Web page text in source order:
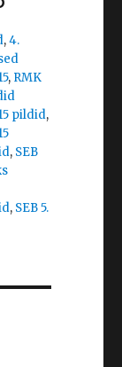
,4.
, RMK
pildid,
, SEB
, SEB 5.